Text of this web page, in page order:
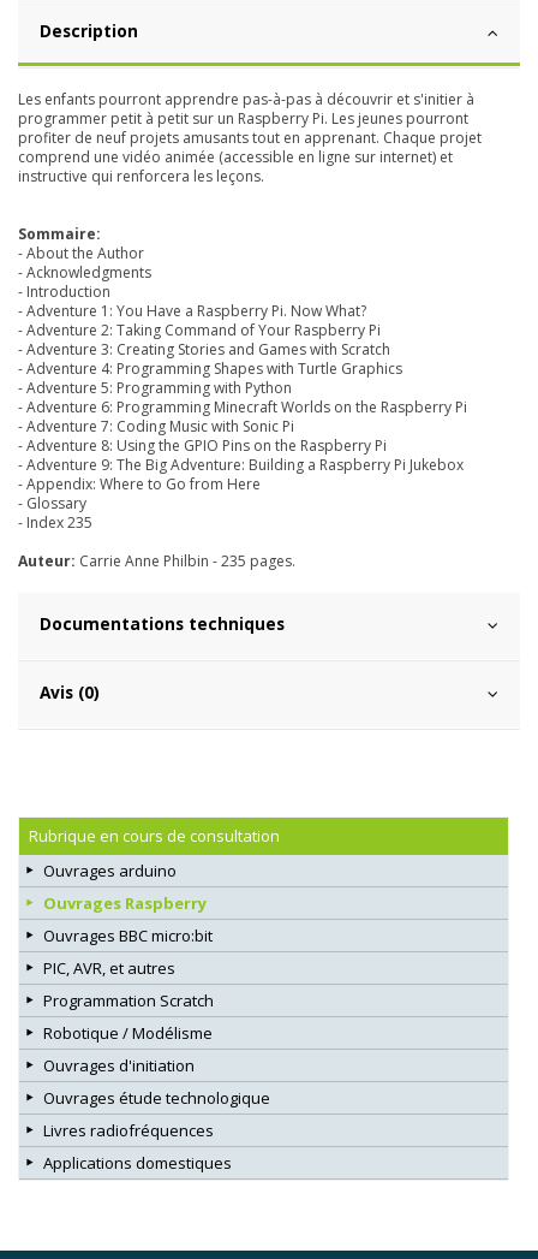
Description
Les enfants pourront apprendre pas-à-pas à découvrir et s'initier à
programmer petit à petit sur un Raspberry Pi. Les jeunes pourront
profiter de neuf projets amusants tout en apprenant. Chaque projet
comprend une vidéo animée (accessible en ligne sur internet) et
instructive qui renforcera les leçons.
Sommaire:
-About the Author
- Acknowledgments
- Introduction
- Adventure 1: You Have a Raspberry Pi. Now What?
- Adventure 2: Taking Command of Your Raspberry Pi
- Adventure 3: Creating Stories and Games with Scratch
- Adventure 4: Programming Shapes with Turtle Graphics
- Adventure 5: Programming with Python
- Adventure 6: Programming Minecraft Worlds on the Raspberry Pi
- Adventure 7: Coding Music with Sonic Pi
- Adventure 8: Using the GPIO Pins on the Raspberry Pi
- Adventure 9: The Big Adventure: Building a Raspberry Pi Jukebox
- Appendix: Where to Go from Here
- Glossary
- Index 235
Auteur: Carrie Anne Philbin - 235 pages.
Documentations techniques
Avis (0)
Rubrique en cours de consultation
Ouvrages arduino
Ouvrages Raspberry
Ouvrages BBC micro:bit
PIC, AVR, et autres
Programmation Scratch
Robotique / Modélisme
Ouvrages d'initiation
Ouvrages étude technologique
Livres radiofréquences
Applications domestiques